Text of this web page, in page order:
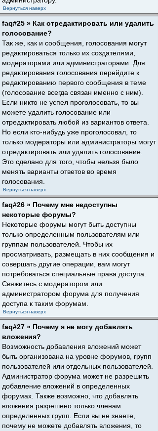
Вернуться наверх
faq#25 » Как отредактировать или удалить
голосование?
Так же, как и сообщения, голосования могут
редактироваться только их создателями,
модераторами или администраторами. Для
редактирования голосования перейдите к
редактированию первого сообщения в теме
(голосование всегда связан именно с ним).
Если никто не успел проголосовать, то вы
можете удалить голосование или
отредактировать любой из вариантов ответа.
Но если кто-нибудь уже проголосовал, то
только модераторы или администраторы могут
отредактировать или удалить голосование.
Это сделано для того, чтобы нельзя было
менять варианты ответов во время
голосования.
Вернуться наверх
faq#26 » Почему мне недоступны
некоторые форумы?
Некоторые форумы могут быть доступны
только определенным пользователям или
группам пользователей. Чтобы их
просматривать, размещать в них сообщения и
совершать другие операции, вам могут
потребоваться специальные права доступа.
Свяжитесь с модератором или
администратором форума для получения
доступа к таким форумам.
Вернуться наверх
faq#27 » Почему я не могу добавлять
вложения?
Возможность добавления вложений может
быть организована на уровне форумов, групп
пользователей или отдельных пользователей.
Администратор форума может не разрешить
добавление вложений в определенных
форумах. Также возможно, что добавлять
вложения разрешено только членам
определенных групп. Если вы не знаете,
почему не можете добавлять вложения, то